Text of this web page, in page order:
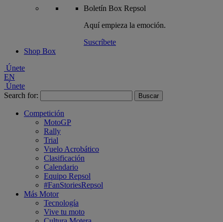
Boletín Box Repsol
Aquí empieza la emoción.
Suscríbete
Shop Box
Únete
EN
Únete
Search for:
Competición
MotoGP
Rally
Trial
Vuelo Acrobático
Clasificación
Calendario
Equipo Repsol
#FanStoriesRepsol
Más Motor
Tecnología
Vive tu moto